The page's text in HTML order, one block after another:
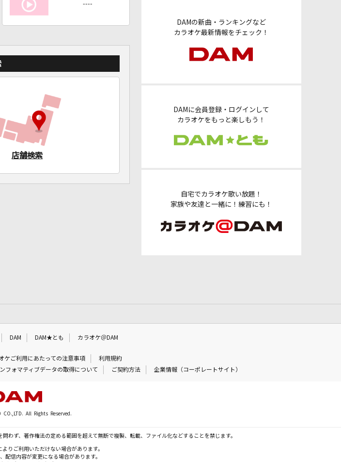
DAMの新曲・ランキングなど
カラオケ最新情報をチェック！
DAMに会員登録・ログインして
カラオケをもっと楽しもう！
自宅でカラオケ歌い放題！
家族や友達と一緒に！練習にも！
----
店舗検索
DAM DAM★とも カラオケ＠DAM
ケご利用にあたっての注意事項
利用規約
フォマティブデータの取得について ご契約方法 企業情報（コーポレートサイト）
CO.,LTD. All Rights Reserved.
わず、著作権法の定める範囲を超えて無断で複製、転載、ファイル化などすることを禁じます。
りご利用いただけない場合があります。
配信内容が変更になる場合があります。